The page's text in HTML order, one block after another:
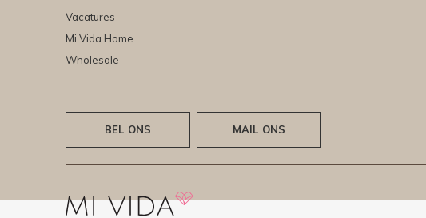
Vacatures
Mi Vida Home
Wholesale
BEL ONS MAIL ONS